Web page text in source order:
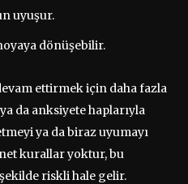
uyuşur.
dönüşebilir.
ettirmek için daha fazla
da anksiyete haplarıyla
ya da biraz uyumayı
kurallar yoktur, bu
riskli hale gelir.